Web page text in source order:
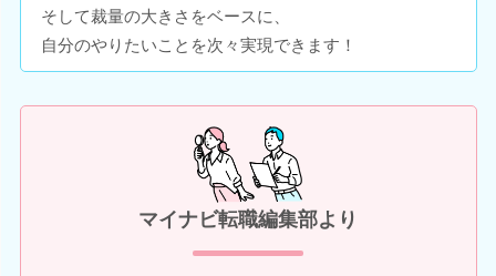
そして裁量の大きさをベースに、
自分のやりたいことを次々実現できます！
マイナビ転職編集部より